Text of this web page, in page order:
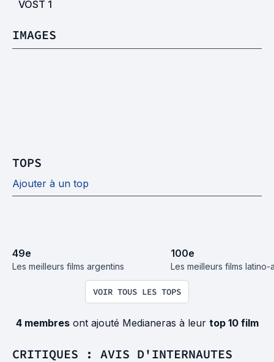
VOST 1
IMAGES
TOPS
Ajouter à un top
49e
Les meilleurs films argentins
100e
Les meilleurs films latino-
VOIR TOUS LES TOPS
4 membresont ajouté Medianeras à leur top 10 film
CRITIQUES : AVIS D'INTERNAUTES